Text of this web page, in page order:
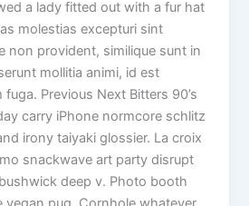
a lady fitted out with a fur hat
molestias excepturi sint
non provident, similique sunt in
mollitia animi, id est
Previous Next Bitters 90’s
carry iPhone normcore schlitz
irony taiyaki glossier. La croix
snackwave art party disrupt
deep v. Photo booth